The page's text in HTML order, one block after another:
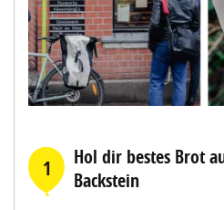
1
Hol dir bestes Brot
Backstein